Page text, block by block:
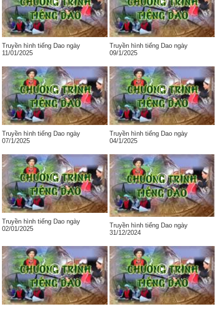
Truyền hình tiếng Dao ngày
11/01/2025
Truyền hình tiếng Dao ngày
09/1/2025
Truyền hình tiếng Dao ngày
07/1/2025
Truyền hình tiếng Dao ngày
04/1/2025
Truyền hình tiếng Dao ngày
02/01/2025
Truyền hình tiếng Dao ngày
31/12/2024